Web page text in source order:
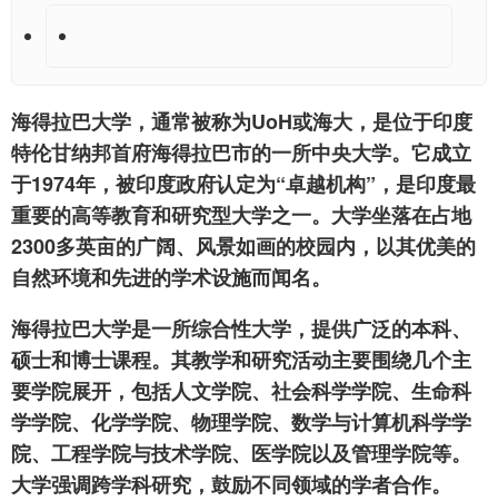
海得拉巴大学，通常被称为UoH或海大，是位于印度
特伦甘纳邦首府海得拉巴市的一所中央大学。它成立
于1974年，被印度政府认定为“卓越机构”，是印度最
重要的高等教育和研究型大学之一。大学坐落在占地
2300多英亩的广阔、风景如画的校园内，以其优美的
自然环境和先进的学术设施而闻名。
海得拉巴大学是一所综合性大学，提供广泛的本科、
硕士和博士课程。其教学和研究活动主要围绕几个主
要学院展开，包括人文学院、社会科学学院、生命科
学学院、化学学院、物理学院、数学与计算机科学学
院、工程学院与技术学院、医学院以及管理学院等。
大学强调跨学科研究，鼓励不同领域的学者合作。